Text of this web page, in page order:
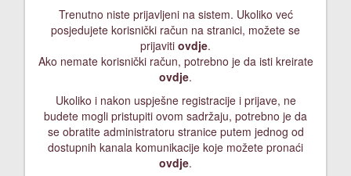
Trenutno niste prijavljeni na sistem. Ukoliko već
posjedujete korisnički račun na stranici, možete se
prijaviti ovdje.
Ako nemate korisnički račun, potrebno je da isti kreirate
ovdje.
Ukoliko i nakon uspješne registracije i prijave, ne
budete mogli pristupiti ovom sadržaju, potrebno je da
se obratite administratoru stranice putem jednog od
dostupnih kanala komunikacije koje možete pronaći
ovdje.